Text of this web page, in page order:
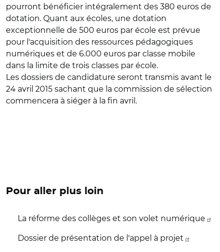
pourront bénéficier intégralement des 380 euros de
dotation. Quant aux écoles, une dotation
exceptionnelle de 500 euros par école est prévue
pour l'acquisition des ressources pédagogiques
numériques et de 6.000 euros par classe mobile
dans la limite de trois classes par école.
Les dossiers de candidature seront transmis avant le
24 avril 2015 sachant que la commission de sélection
commencera à siéger à la fin avril.
Pour aller plus loin
La réforme des collèges et son volet numérique
Dossier de présentation de l'appel à projet